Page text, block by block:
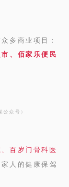
多商业项目：
、佰家乐便民
公众号 ）
百岁门骨科医
家人的健康保驾